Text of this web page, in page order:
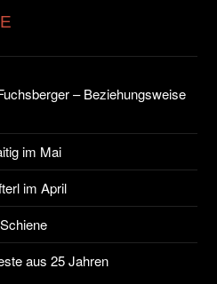
– Beziehungsweise
im Mai
im April
aus 25 Jahren